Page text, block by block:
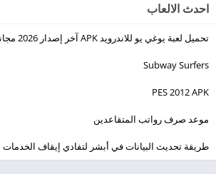
احدث الالعاب
تحميل لعبة يوغي يو للاندرويد APK آخر إصدار 2026 مجاناً
Subway Surfers
PES 2012 APK
موعد صرف رواتب المتقاعدين
طريقة تحديث البيانات في أبشر لتفادي إيقاف الخدمات